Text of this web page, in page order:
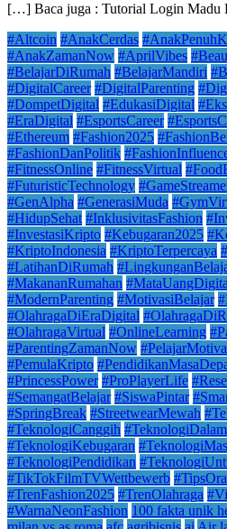
[…] Baca juga : Tutorial Login
#Altcoin #AnakCerdas
#AnakZamanNow #AprilVibes
#BelajarDiRumah #BelajarMandiri
#DigitalCareer #DigitalParenting
#DompetDigital #EdukasiDigital
#EraDigital #EsportsCareer
#Ethereum #Fashion2025
#FashionDanPolitik
#FitnessOnline #FitnessVirtual
#FuturisticTechnology
#GenAlpha #GenerasiMuda
#HidupSehat #InklusivitasFashion
#InvestasiKripto #Kebugaran2025
#KriptoIndonesia #KriptoTerpercaya
#LatihanDiRumah
#MakananRumahan
#ModernParenting #MotivasiBelajar
#OlahragaDiEraDigital
#OlahragaVirtual #OnlineLearning
#ParentingZamanNow
#PemulaKripto
#PrincessPower #ProPlayerLife
#SemangatBelajar #SiswaPintar
#SpringBreak #StreetwearMewah
#TeknologiCanggih
#TeknologiKebugaran
#TeknologiPendidikan
#TikTokFilmTVWettbewerb
#TrenFashion2025 #TrenOlahraga
#WarnaNeonFashion 100 fakta unik